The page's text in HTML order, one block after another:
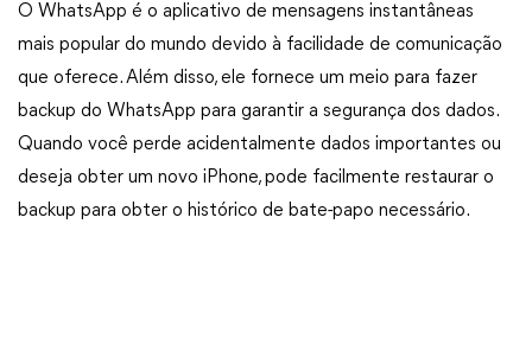
O WhatsApp é o aplicativo de mensagens instantâneas
mais popular do mundo devido à facilidade de comunicação
que oferece. Além disso, ele fornece um meio para fazer
backup do WhatsApp para garantir a segurança dos dados.
Quando você perde acidentalmente dados importantes ou
deseja obter um novo iPhone, pode facilmente restaurar o
backup para obter o histórico de bate-papo necessário.